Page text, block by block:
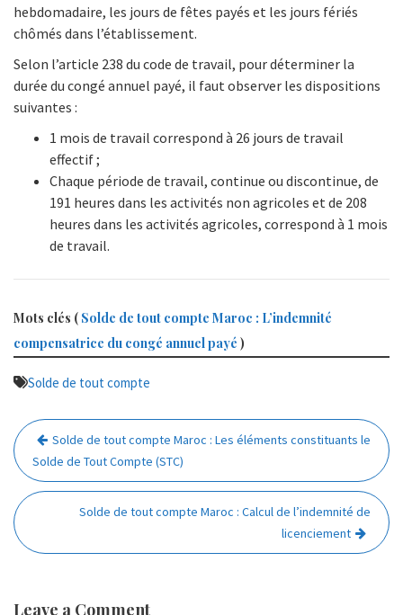
hebdomadaire, les jours de fêtes payés et les jours fériés
chômés dans l’établissement.
Selon l’article 238 du code de travail, pour déterminer la
durée du congé annuel payé, il faut observer les dispositions
suivantes :
1 mois de travail correspond à 26 jours de travail
effectif ;
Chaque période de travail, continue ou discontinue, de
191 heures dans les activités non agricoles et de 208
heures dans les activités agricoles, correspond à 1 mois
de travail.
Mots clés ( Solde de tout compte Maroc : L’indemnité
compensatrice du congé annuel payé )
Solde de tout compte
Navigation
de
l’article
Solde de tout compte Maroc : Les éléments constituants le
Solde de Tout Compte (STC)
Solde de tout compte Maroc : Calcul de l’indemnité de
licenciement
Leave a Comment